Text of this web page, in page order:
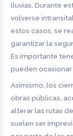
lluvias. Durante
volverse
estos casos, se
garantizar la
Es importante
pueden
Asimismo, los
obras públicas,
alterar las rutas
suelen ser